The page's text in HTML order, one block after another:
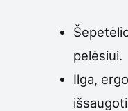
pelėsiui.
Ilga,